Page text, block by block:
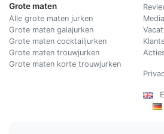
Grote maten
Alle grote maten jurken
Grote maten galajurken
Grote maten cocktailjurken
Grote maten trouwjurken
Grote maten korte trouwjurken
Media